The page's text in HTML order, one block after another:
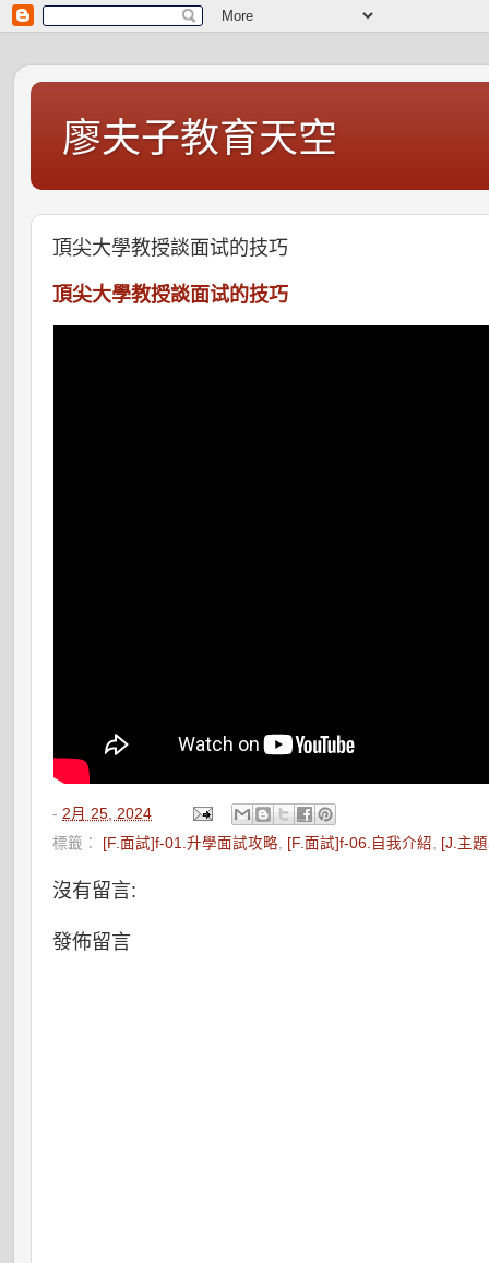
廖夫子教育天空
頂尖大學教授談面试的技巧
頂尖大學教授談面试的技巧
- 2月 25, 2024
標籤： [F.面試]f-01.升學面試攻略, [F.面試]f-06.自我介紹, [J.主
沒有留言:
發佈留言